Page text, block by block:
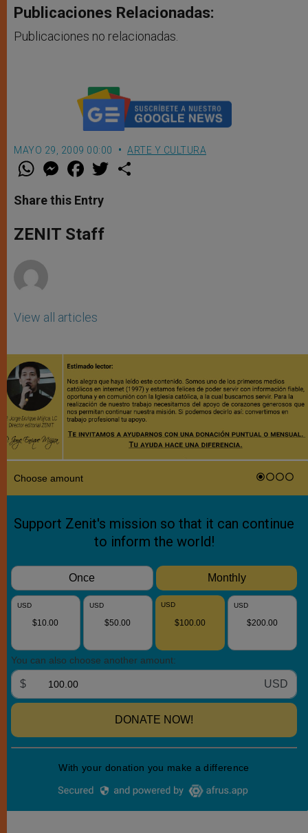
Publicaciones Relacionadas:
Publicaciones no relacionadas.
MAYO 29, 2009 00:00 ARTE Y CULTURA
W
t
s
p
p
M
e
s
e
g
e
F
a
e
b
o
k
w
Share this Entry
ZENIT Staff
View all articles